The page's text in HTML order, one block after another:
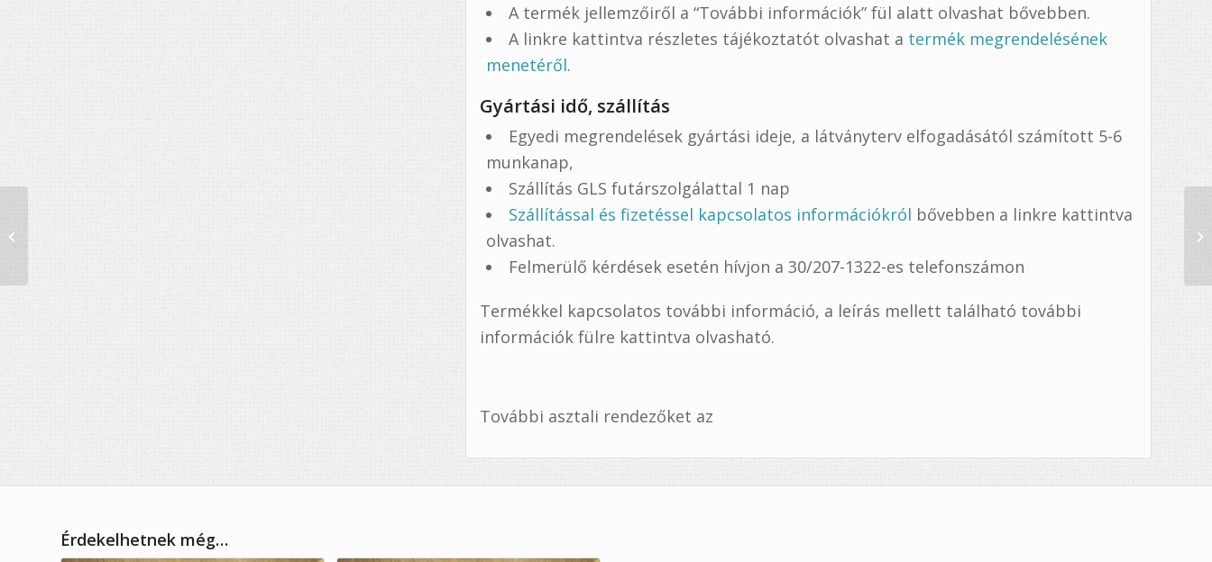
A termék jellemzőiről a “További információk” fül alatt olvashat bővebben.
A linkre kattintva részletes tájékoztatót olvashat a termék megrendelésének
menetéről.
Gyártási idő, szállítás
Egyedi megrendelések gyártási ideje, a látványterv elfogadásától számított 5-6
munkanap,
Szállítás GLS futárszolgálattal 1 nap
Szállítással és fizetéssel kapcsolatos információkról bővebben a linkre kattintva
olvashat.
Felmerülő kérdések esetén hívjon a 30/207-1322-es telefonszámon
Termékkel kapcsolatos további információ, a leírás mellett található további
információk fülre kattintva olvasható.
További asztali rendezőket az
Érdekelhetnek még…